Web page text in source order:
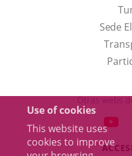
Use of cookies
This website uses
cookies to improve
Sede
Otras webs